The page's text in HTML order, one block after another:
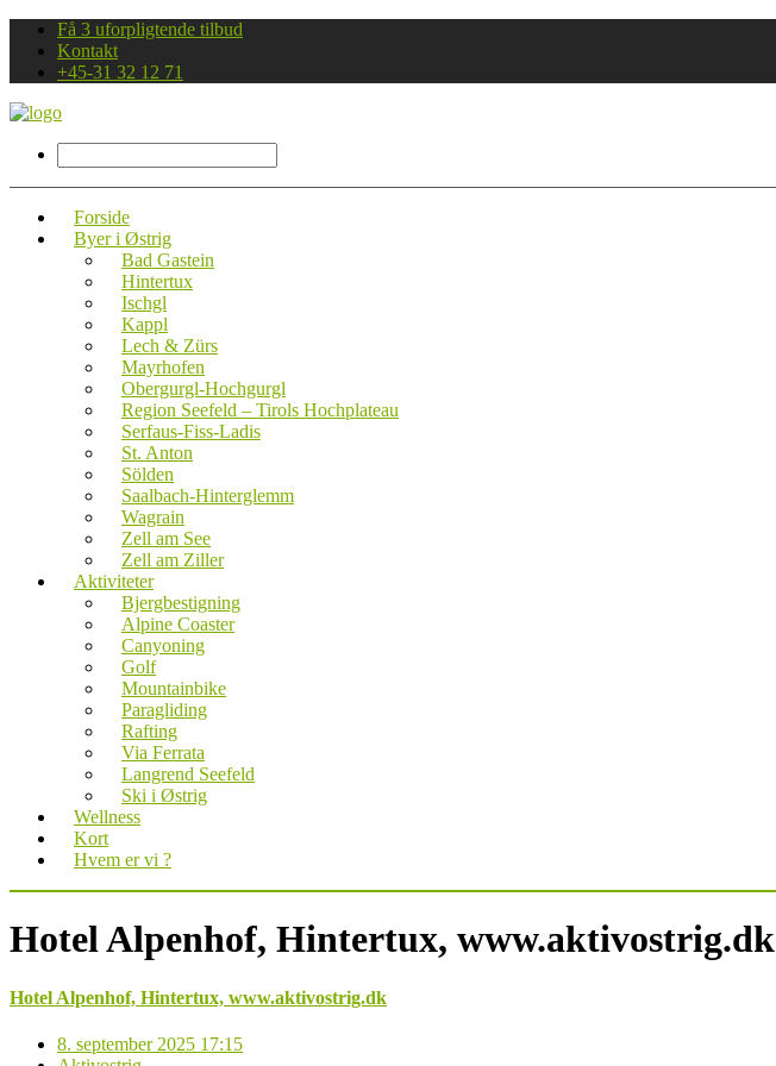
Få 3 uforpligtende tilbud
Kontakt
+45-31 32 12 71
Forside
Byer i Østrig
Bad Gastein
Hintertux
Ischgl
Kappl
Lech & Zürs
Mayrhofen
Obergurgl-Hochgurgl
Region Seefeld – Tirols Hochplateau
Serfaus-Fiss-Ladis
St. Anton
Sölden
Saalbach-Hinterglemm
Wagrain
Zell am See
Zell am Ziller
Aktiviteter
Bjergbestigning
Alpine Coaster
Canyoning
Golf
Mountainbike
Paragliding
Rafting
Via Ferrata
Langrend Seefeld
Ski i Østrig
Wellness
Kort
Hvem er vi ?
Hotel Alpenhof, Hintertux, www.aktivostrig.dk
Hotel Alpenhof, Hintertux, www.aktivostrig.dk
8. september 2025 17:15